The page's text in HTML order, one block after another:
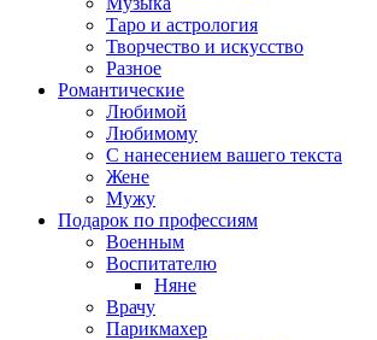
Таро и астрология
Творчество и искусство
Разное
Романтические
Любимой
Любимому
С нанесением вашего текста
Жене
Мужу
Подарок по профессиям
Военным
Воспитателю
Няне
Врачу
Парикмахер